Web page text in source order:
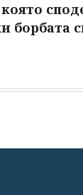
борбата